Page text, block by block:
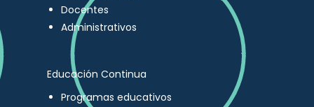
Docentes
Administrativos
Educación Continua
Programas educativos